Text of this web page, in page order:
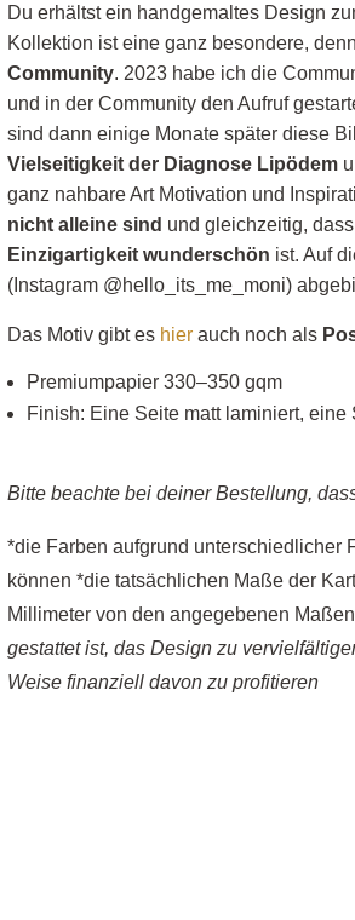
Du erhältst ein handgemaltes Design
Kollektion ist eine ganz besondere,
Community. 2023 habe ich die
und in der Community den Aufruf
sind dann einige Monate später diese
Vielseitigkeit der Diagnose Lipödem
ganz nahbare Art Motivation und
nicht alleine sind und gleichzeitig, dass
Einzigartigkeit wunderschön ist. Auf
(Instagram @hello_its_me_moni)
Das Motiv gibt es hierauch noch als
Premiumpapier 330–350 gqm
Finish: Eine Seite matt laminiert,
Bitte beachte bei deiner Bestellung,
*die Farben aufgrund unterschiedlicher
können *die tatsächlichen Maße der
Millimeter von den angegebenen
gestattet ist, das Design zu
Weise finanziell davon zu profitieren